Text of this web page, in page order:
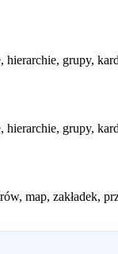
hierarchie, grupy,
hierarchie, grupy,
map, zakładek,